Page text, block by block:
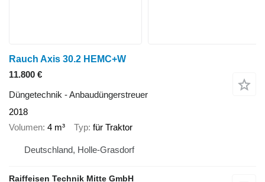
Rauch Axis 30.2 HEMC+W
11.800 €
Düngetechnik - Anbaudüngerstreuer
2018
Volumen 4 m³ Typ für Traktor
Deutschland, Holle-Grasdorf
Raiffeisen Technik Mitte GmbH